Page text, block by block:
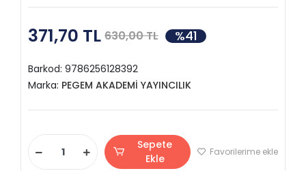
371,70 TL 630,00 TL %41
Barkod: 9786256128392
Marka: PEGEM AKADEMİ YAYINCILIK
Sepete
Ekle
Favorilerime ekle